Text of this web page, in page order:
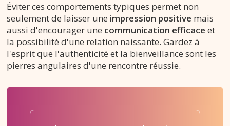
Éviter ces comportements typiques permet non
seulement de laisser une impression positive mais
aussi d'encourager une communication efficace et
la possibilité d'une relation naissante. Gardez à
l'esprit que l'authenticité et la bienveillance sont les
pierres angulaires d'une rencontre réussie.